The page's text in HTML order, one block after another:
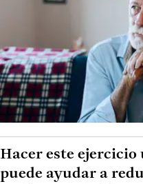
Hacer este ejercicio
puede ayudar a